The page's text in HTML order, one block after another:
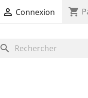
 Connexion shopping_cart
search